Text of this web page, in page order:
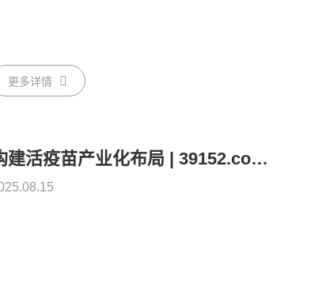
更多详情
构建活疫苗产业化布局 | 39152.com全技术平台再添关键拼图